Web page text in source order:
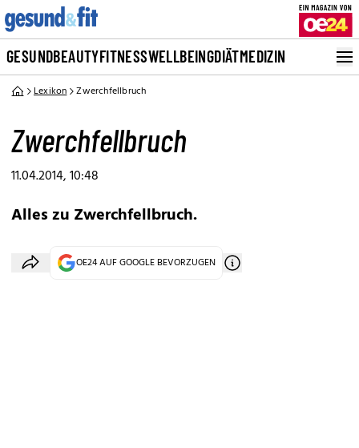
GESUNDBEAUTYFITNESSWELLBEINGDIÄTMEDIZIN
Lexikon Zwerchfellbruch
Zwerchfellbruch
11.04.2014, 10:48
Alles zu Zwerchfellbruch.
OE24 AUF GOOGLE BEVORZUGEN